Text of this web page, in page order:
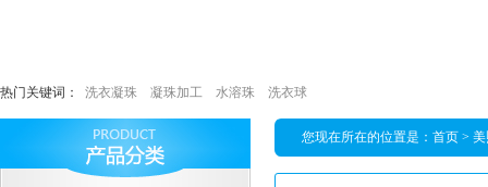
热门关键词： 洗衣凝珠 凝珠加工 水溶珠 洗衣球
您现在所在的位置是： 首页 >